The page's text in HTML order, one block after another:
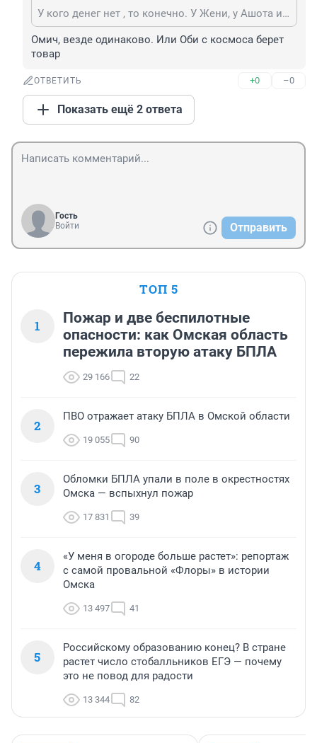
У кого денег нет , то конечно. У Жени, у Ашота и прочая дребедень дешмановская в почёте
Омич, везде одинаково. Или Оби с космоса берет
товар
ОТВЕТИТЬ +0 –0
Показать ещё 2 ответа
Гость
Войти
Отправить
ТОП 5
1
Пожар и две беспилотные
опасности: как Омская область
пережила вторую атаку БПЛА
29 166 22
2
ПВО отражает атаку БПЛА в Омской области
19 055 90
3
Обломки БПЛА упали в поле в окрестностях
Омска — вспыхнул пожар
17 831 39
4
«У меня в огороде больше растет»: репортаж
с самой провальной «Флоры» в истории
Омска
13 497 41
5
Российскому образованию конец? В стране
растет число стобалльников ЕГЭ — почему
это не повод для радости
13 344 82